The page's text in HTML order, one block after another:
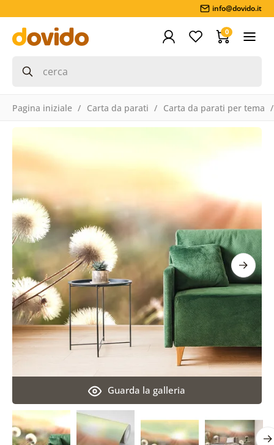
info@dovido.it
0
Pagina iniziale Carta da parati Carta da parati per tema
Guarda la galleria